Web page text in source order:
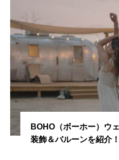
BOHO（ボーホー）ウ
装飾＆バルーンを紹介！